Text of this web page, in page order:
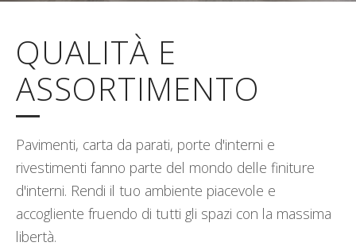
LAVORA CON NOI
BLOG
ISCRIVITI ALLA NEWSLETTER
QUALITÀ E
ASSORTIMENTO
Pavimenti, carta da parati, porte d'interni e
rivestimenti fanno parte del mondo delle finiture
d'interni. Rendi il tuo ambiente piacevole e
accogliente fruendo di tutti gli spazi con la massima
libertà.